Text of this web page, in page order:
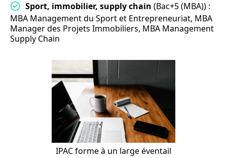
Sport, immobilier, supply chain (Bac+5 (MBA)) :
MBA Management du Sport et Entrepreneuriat, MBA
Manager des Projets Immobiliers, MBA Management
Supply Chain
IPAC forme à un large éventail